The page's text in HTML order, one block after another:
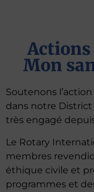
Actions
Mon
Soutenons
dans notre District
très engagé
Le Rotary
membres
éthique civile et
programmes et